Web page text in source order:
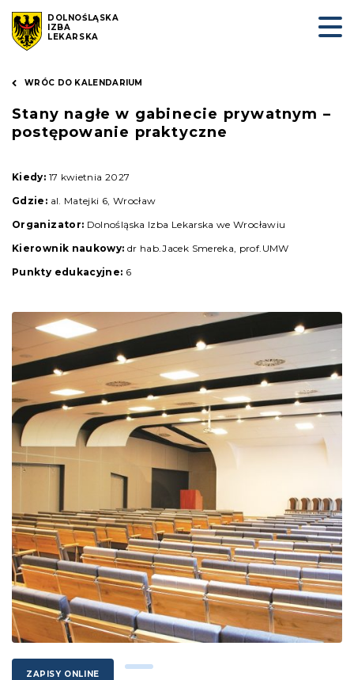
DOLNOŚLĄSKA
IZBA
LEKARSKA
WRÓC DO KALENDARIUM
Stany nagłe w gabinecie prywatnym –
postępowanie praktyczne
Kiedy: 17 kwietnia 2027
Gdzie: al. Matejki 6, Wrocław
Organizator: Dolnośląska Izba Lekarska we Wrocławiu
Kierownik naukowy: dr hab.Jacek Smereka, prof.UMW
Punkty edukacyjne: 6
ZAPISY ONLINE